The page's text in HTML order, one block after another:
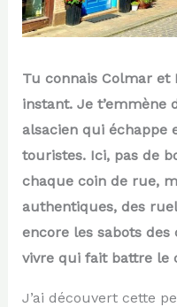
Tu connais Colmar et
instant. Je
alsacien qui échappe
touristes. Ici, pas de
chaque coin de rue,
authentiques, des
encore les sabots
vivre qui fait battre le
J’ai découvert cette